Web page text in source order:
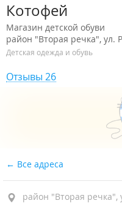
Котофей
Магазин детской обуви
район "Вторая речка", ул.
Детская одежда и обувь
Отзывы 26
Все адреса
район "Вторая речка",